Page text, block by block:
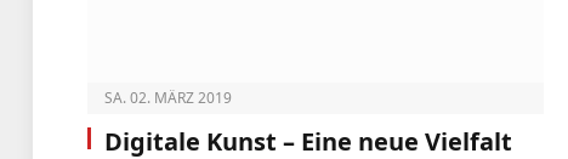
SA. 02. MÄRZ 2019
Digitale Kunst – Eine neue Vielfalt